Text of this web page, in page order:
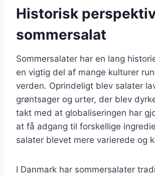
Historisk
sommersalat
Sommersalater har en lang
en vigtig del af mange kulturer
verden. Oprindeligt blev salater
grøntsager og urter, der blev
takt med at globaliseringen har
at få adgang til forskellige
salater blevet mere varierede og
I Danmark har sommersalater